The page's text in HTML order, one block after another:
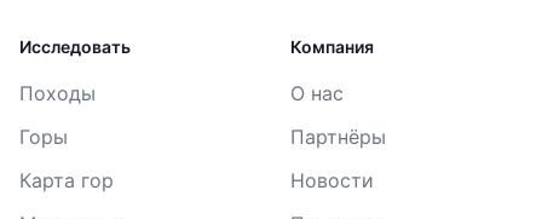
Исследовать
Походы
Горы
Карта гор
Компания
О нас
Партнёры
Новости